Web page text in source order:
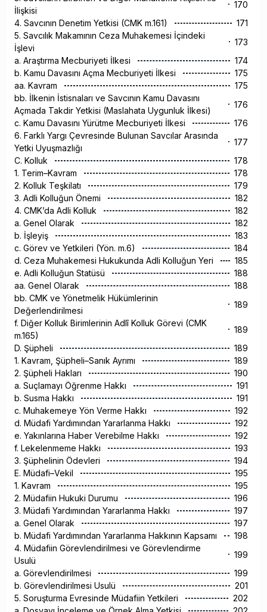
İlişkisi
170
4. Savcının Denetim Yetkisi (CMK m.161)
171
5. Savcılık Makamının Ceza Muhakemesi İçindeki
İşlevi
173
a. Araştırma Mecburiyeti İlkesi
174
b. Kamu Davasını Açma Mecburiyeti İlkesi
175
aa. Kavram
175
bb. İlkenin İstisnaları ve Savcının Kamu Davasını
Açmada Takdir Yetkisi (Maslahata Uygunluk İlkesi)
176
c. Kamu Davasını Yürütme Mecburiyeti İlkesi
176
6. Farklı Yargı Çevresinde Bulunan Savcılar Arasında
Yetki Uyuşmazlığı
177
C. Kolluk
178
1. Terim–Kavram
178
2. Kolluk Teşkilatı
179
3. Adli Kolluğun Önemi
182
4. CMK’da Adli Kolluk
182
a. Genel Olarak
182
b. İşleyiş
183
c. Görev ve Yetkileri (Yön. m.6)
184
d. Ceza Muhakemesi Hukukunda Adli Kolluğun Yeri
185
e. Adli Kolluğun Statüsü
188
aa. Genel Olarak
188
bb. CMK ve Yönetmelik Hükümlerinin
Değerlendirilmesi
189
f. Diğer Kolluk Birimlerinin Adlî Kolluk Görevi (CMK
m.165)
189
D. Şüpheli
189
1. Kavram, Şüpheli–Sanık Ayrımı
189
2. Şüpheli Hakları
190
a. Suçlamayı Öğrenme Hakkı
191
b. Susma Hakkı
191
c. Muhakemeye Yön Verme Hakkı
192
d. Müdafi Yardımından Yararlanma Hakkı
192
e. Yakınlarına Haber Verebilme Hakkı
192
f. Lekelenmeme Hakkı
193
3. Şüphelinin Ödevleri
194
E. Müdafi–Vekil
195
1. Kavram
195
2. Müdafiin Hukuki Durumu
196
3. Müdafi Yardımından Yararlanma Hakkı
197
a. Genel Olarak
197
b. Müdafi Yardımından Yararlanma Hakkının Kapsamı
198
4. Müdafiin Görevlendirilmesi ve Görevlendirme
Usulü
199
a. Görevlendirilmesi
199
b. Görevlendirilmesi Usulü
201
5. Soruşturma Evresinde Müdafiin Yetkileri
202